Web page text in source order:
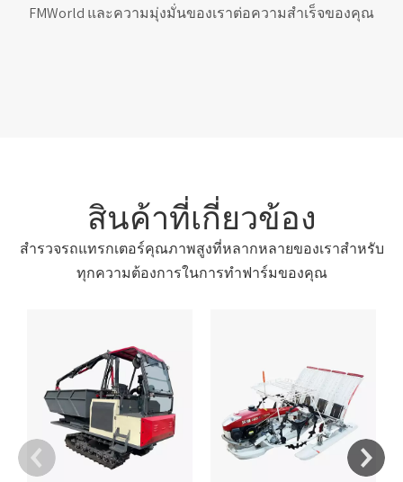
FMWorld และความมุ่งมั่นของเราต่อความสำเร็จของคุณ
สินค้าที่เกี่ยวข้อง
สำรวจรถแทรกเตอร์คุณภาพสูงที่หลากหลายของเราสำหรับ
ทุกความต้องการในการทำฟาร์มของคุณ